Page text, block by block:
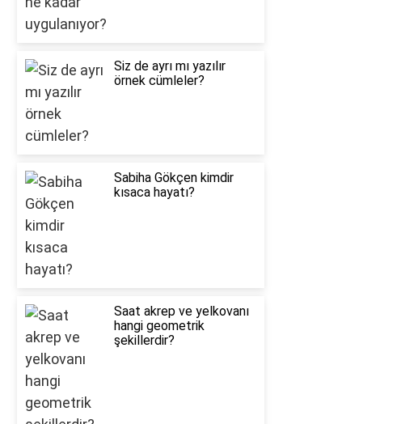
Siz de ayrı mı yazılır
örnek cümleler?
Sabiha Gökçen kimdir
kısaca hayatı?
Saat akrep ve yelkovanı
hangi geometrik
şekillerdir?